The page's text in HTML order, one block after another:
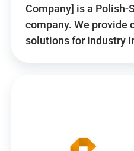
Company] is a Polish-
company. We provide
solutions for industry